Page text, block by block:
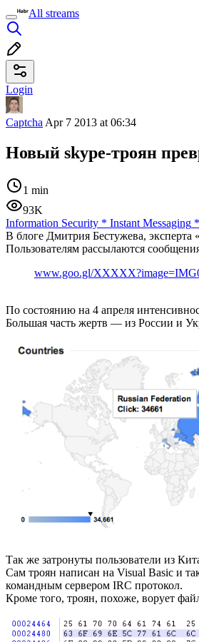
All streams
Login
Captcha Apr 7 2013 at 06:34
Новый skype-троян
1 min
93K
Information Security * Instant Messaging *
В блоге Дмитрия Бестужева, эксперта
Пользователям рассылаются
www.goo.gl/
По состоянию на 4 апреля
Большая часть жертв — из России и
Так же затронуты пользователи из
Сам троян написан на Visual Basic и
командным сервером IRC протокол.
Кроме того, троян, похоже, ворует